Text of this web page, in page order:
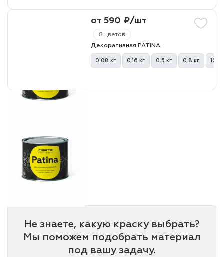
8 цветов
от 590 ₽/шт
Декоративная PATINA
0.08 кг 0.16 кг 0.5 кг 0.8 кг 10 кг
Не знаете, какую краску выбрать?
Мы поможем подобрать материал
под вашу задачу.